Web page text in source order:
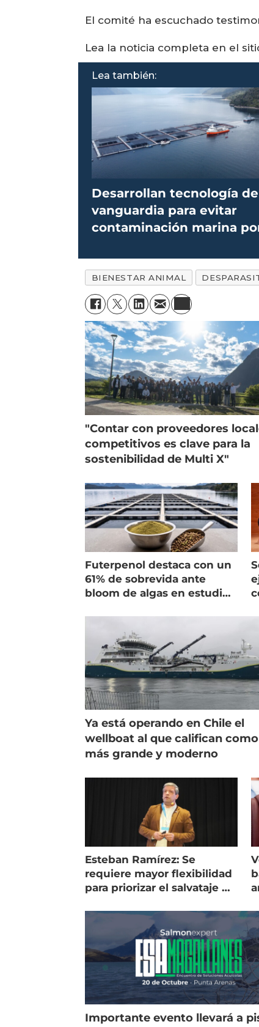
El comité ha escuchado
Lea la noticia completa en el
Lea también:
Desarrollan tecnología de
vanguardia para evitar
contaminación marina
BIENESTAR ANIMAL
"Contar con proveedores
competitivos es clave para la
sostenibilidad de Multi X"
Futerpenol destaca con un
61% de sobrevida ante
bloom de algas en estudio
Ya está operando en Chile el
wellboat al que califican
más grande y moderno
Esteban Ramírez: Se
requiere mayor flexibilidad
para priorizar el salvataje de
Importante evento llevará a